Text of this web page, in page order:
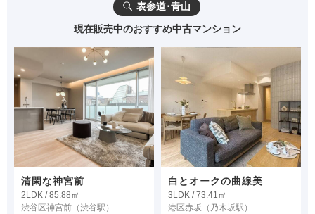
表参道･青山
現在販売中のおすすめ中古マンション
清閑な神宮前
2LDK / 85.88㎡
渋谷区神宮前 （渋谷駅）
白とオークの曲線美
3LDK / 73.41㎡
港区赤坂 （乃木坂駅）